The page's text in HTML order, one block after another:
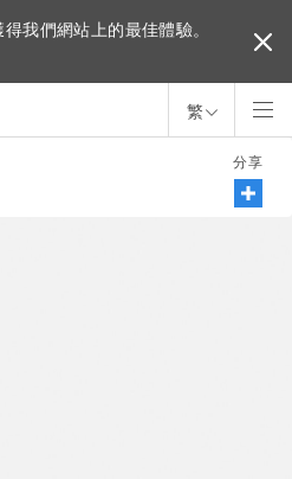
我們網站上的最佳體驗。
我們網站上的最佳體驗。
繁
分享